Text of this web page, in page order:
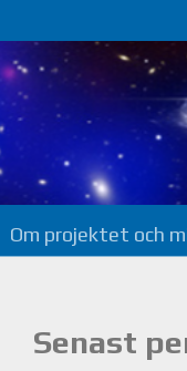
Om projektet och
Senast